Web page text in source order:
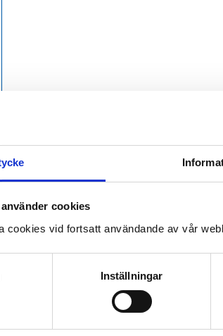
cookies
cookies vid fortsatt användande av vår
Inställningar